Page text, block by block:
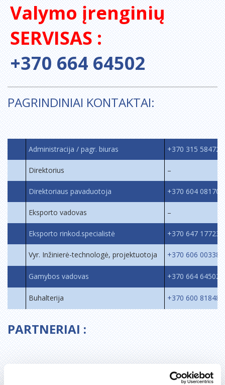
Valymo įrenginių
SERVISAS :
+370 664 64502
PAGRINDINIAI KONTAKTAI:
Administracija / pagr. biuras +370 315 58472
Direktorius –
Direktoriaus pavaduotoja +370 604 08170
Eksporto vadovas –
Eksporto rinkod.specialistė +370 647 17723
Vyr. Inžinierė-technologė, projektuotoja +370 606 00338
Gamybos vadovas +370 664 64502
Buhalterija +370 600 81848
PARTNERIAI :